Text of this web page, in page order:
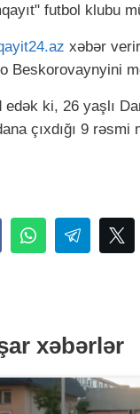
futbol klubu
xəbər
Beskorovaynyini
edək ki, 26 yaşlı
çıxdığı 9
xəbərlər